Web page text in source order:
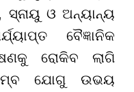
ସ୍ନାୟୁ ଓ ଅନ୍ୟାନ୍ୟ
ବୈଜ୍ଞାନିକ
ରୋକିବ ଲାଗି
ଯୋଗୁ ଉଭୟ